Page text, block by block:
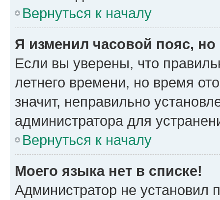
Вернуться к началу
Я изменил часовой пояс,
Если вы уверены, что
летнего времени, но время
значит, неправильно
администратора для
Вернуться к началу
Моего языка нет в списке!
Администратор не установил